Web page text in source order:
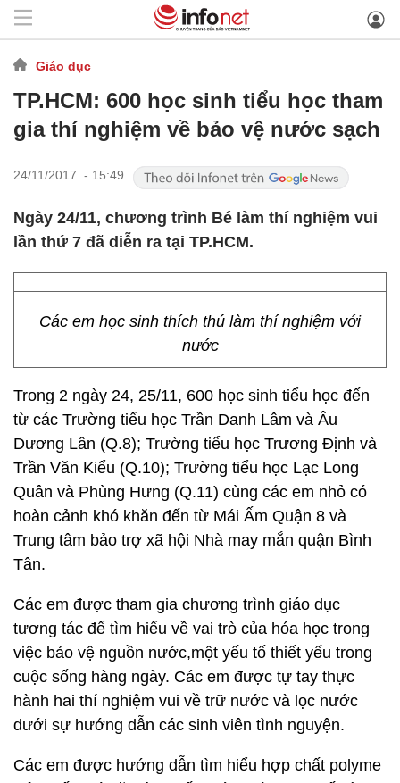
Giáo dục
TP.HCM: 600 học sinh tiểu học tham
gia thí nghiệm về bảo vệ nước sạch
24/11/2017 - 15:49
Ngày 24/11, chương trình Bé làm thí nghiệm vui
lần thứ 7 đã diễn ra tại TP.HCM.
Các em học sinh thích thú làm thí nghiệm với
nước
Trong 2 ngày 24, 25/11, 600 học sinh tiểu học đến
từ các Trường tiểu học Trần Danh Lâm và Âu
Dương Lân (Q.8); Trường tiểu học Trương Định và
Trần Văn Kiểu (Q.10); Trường tiểu học Lạc Long
Quân và Phùng Hưng (Q.11) cùng các em nhỏ có
hoàn cảnh khó khăn đến từ Mái Ấm Quận 8 và
Trung tâm bảo trợ xã hội Nhà may mắn quận Bình
Tân.
Các em được tham gia chương trình giáo dục
tương tác để tìm hiểu về vai trò của hóa học trong
việc bảo vệ nguồn nước,một yếu tố thiết yếu trong
cuộc sống hàng ngày. Các em được tự tay thực
hành hai thí nghiệm vui về trữ nước và lọc nước
dưới sự hướng dẫn các sinh viên tình nguyện.
Các em được hướng dẫn tìm hiểu hợp chất polyme